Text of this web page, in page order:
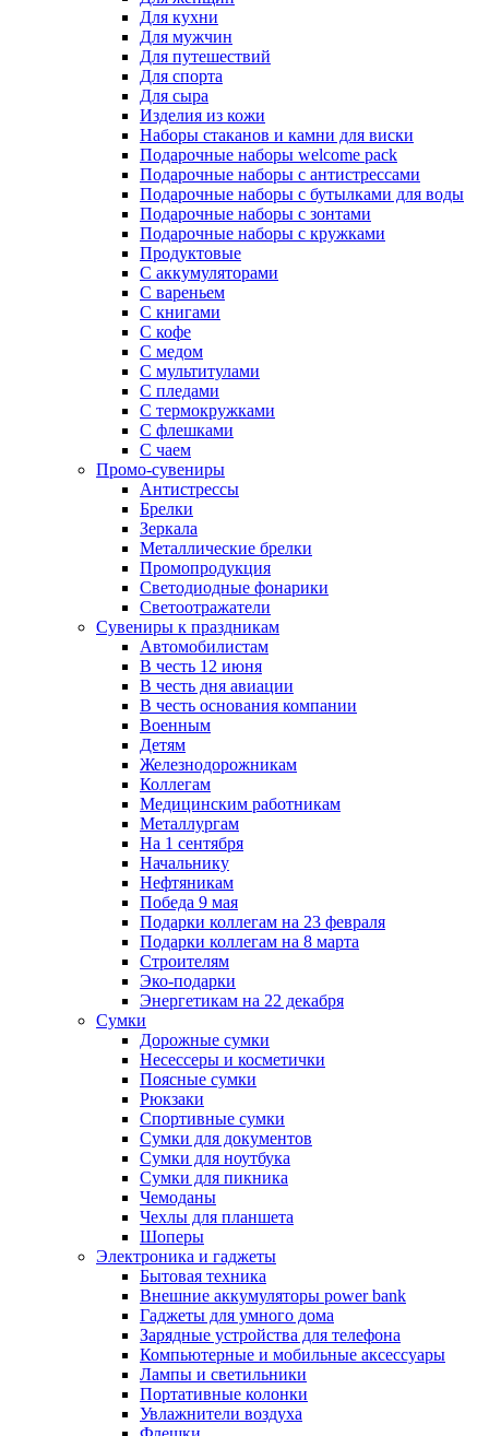
Для кухни
Для мужчин
Для путешествий
Для спорта
Для сыра
Изделия из кожи
Наборы стаканов и камни для виски
Подарочные наборы welcome pack
Подарочные наборы с антистрессами
Подарочные наборы с бутылками для воды
Подарочные наборы с зонтами
Подарочные наборы с кружками
Продуктовые
С аккумуляторами
С вареньем
С книгами
С кофе
С медом
С мультитулами
С пледами
С термокружками
С флешками
С чаем
Промо-сувениры
Антистрессы
Брелки
Зеркала
Металлические брелки
Промопродукция
Светодиодные фонарики
Светоотражатели
Сувениры к праздникам
Автомобилистам
В честь 12 июня
В честь дня авиации
В честь основания компании
Военным
Детям
Железнодорожникам
Коллегам
Медицинским работникам
Металлургам
На 1 сентября
Начальнику
Нефтяникам
Победа 9 мая
Подарки коллегам на 23 февраля
Подарки коллегам на 8 марта
Строителям
Эко-подарки
Энергетикам на 22 декабря
Сумки
Дорожные сумки
Несессеры и косметички
Поясные сумки
Рюкзаки
Спортивные сумки
Сумки для документов
Сумки для ноутбука
Сумки для пикника
Чемоданы
Чехлы для планшета
Шоперы
Электроника и гаджеты
Бытовая техника
Внешние аккумуляторы power bank
Гаджеты для умного дома
Зарядные устройства для телефона
Компьютерные и мобильные аксессуары
Лампы и светильники
Портативные колонки
Увлажнители воздуха